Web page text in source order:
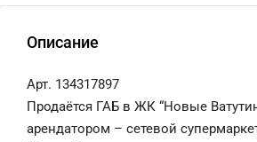
Описание
Арт. 134317897
Продаётся ГАБ в ЖК “Новые
арендатором – сетевой